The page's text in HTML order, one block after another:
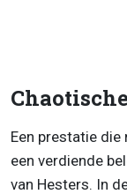
Een prestatie
een verdiende
van Hesters. In